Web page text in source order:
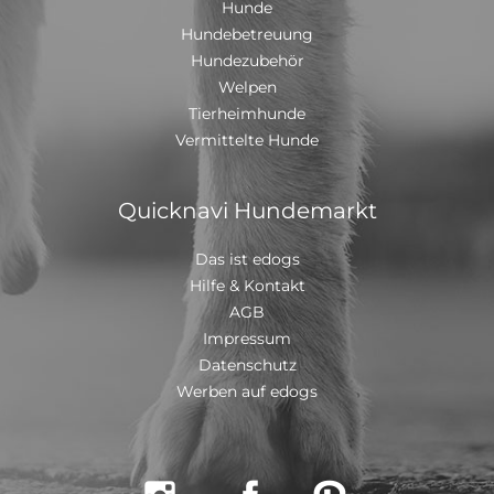
Hunde
Hundebetreuung
Hundezubehör
Welpen
Tierheimhunde
Vermittelte Hunde
Quicknavi Hundemarkt
Das ist edogs
Hilfe & Kontakt
AGB
Impressum
Datenschutz
Werben auf edogs